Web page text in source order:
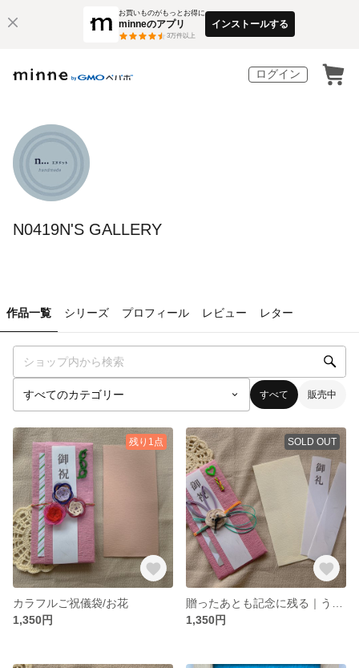
お買いものがもっとお得に
minneのアプリ
3万件以上
インストールする
ログイン
N0419N'S GALLERY
作品一覧 シリーズ プロフィール レビュー レター
すべて 販売中
残り1点
カラフルご祝儀袋/お花
1,350円
SOLD OUT
1,350円